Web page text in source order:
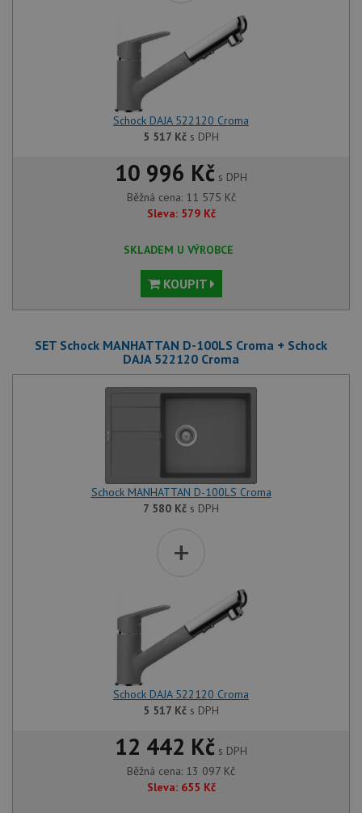
Schock DAJA 522120 Croma
5 517 Kč s DPH
10 996 Kč s DPH
Běžná cena: 11 575 Kč
Sleva: 579 Kč
SKLADEM U VÝROBCE
KOUPIT
SET Schock MANHATTAN D-100LS Croma + Schock
DAJA 522120 Croma
Schock MANHATTAN D-100LS Croma
7 580 Kč s DPH
+
Schock DAJA 522120 Croma
5 517 Kč s DPH
12 442 Kč s DPH
Běžná cena: 13 097 Kč
Sleva: 655 Kč